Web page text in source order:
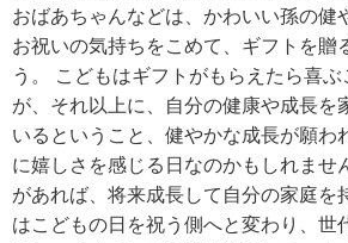
おばあちゃんなどは、かわいい孫の健
お祝いの気持ちをこめて、ギフトを贈
う。 こどもはギフトがもらえたら喜
が、それ以上に、自分の健康や成長を
いるということ、健やかな成長が願わ
に嬉しさを感じる日なのかもしれませ
があれば、将来成長して自分の家庭を
はこどもの日を祝う側へと変わり、世